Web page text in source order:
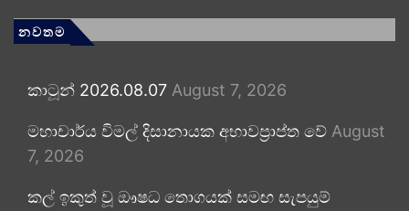
නවතම
කාටූන් 2026.08.07 August 7, 2026
මහාචාර්ය විමල් දිසානායක අභාවප්‍රාප්ත වේ August
7, 2026
කල් ඉකුත් වූ ඖෂධ තොගයක් සමඟ සැපයුම්